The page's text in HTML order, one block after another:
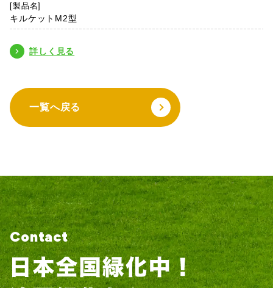
[製品名]
キルケットM2型
詳しく見る
一覧へ戻る
Contact